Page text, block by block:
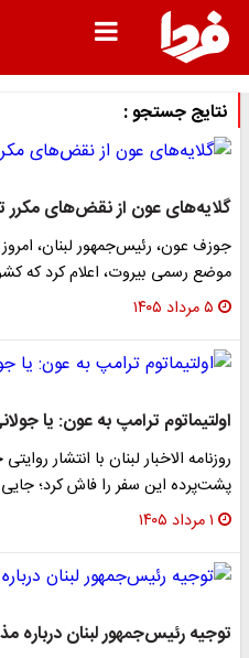
نتایج جستجو :
گلایه‌های عون از نقض‌های
جوزف عون، رئیس‌جمهور لبنان، امروز
موضع رسمی بیروت، اعلام کرد که
۵ مرداد ۱۴۰۵
اولتیماتوم ترامپ به عون: یا
روزنامه الاخبار لبنان با انتشار
پشت‌پرده این سفر را فاش کرد؛
۱ مرداد ۱۴۰۵
توجیه رئیس‌جمهور لبنان درباره